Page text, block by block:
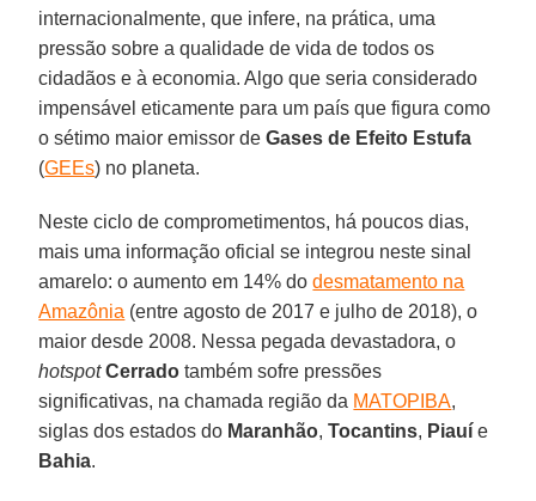
internacionalmente, que infere, na prática, uma
pressão sobre a qualidade de vida de todos os
cidadãos e à economia. Algo que seria considerado
impensável eticamente para um país que figura como
o sétimo maior emissor deGases de Efeito Estufa
(GEEs) no planeta.
Neste ciclo de comprometimentos, há poucos dias,
mais uma informação oficial se integrou neste sinal
amarelo: o aumento em 14% dodesmatamento na
Amazônia (entre agosto de 2017 e julho de 2018), o
maior desde 2008. Nessa pegada devastadora, o
hotspot Cerrado também sofre pressões
significativas, na chamada região da MATOPIBA,
siglas dos estados do Maranhão,Tocantins, Piauí e
Bahia.